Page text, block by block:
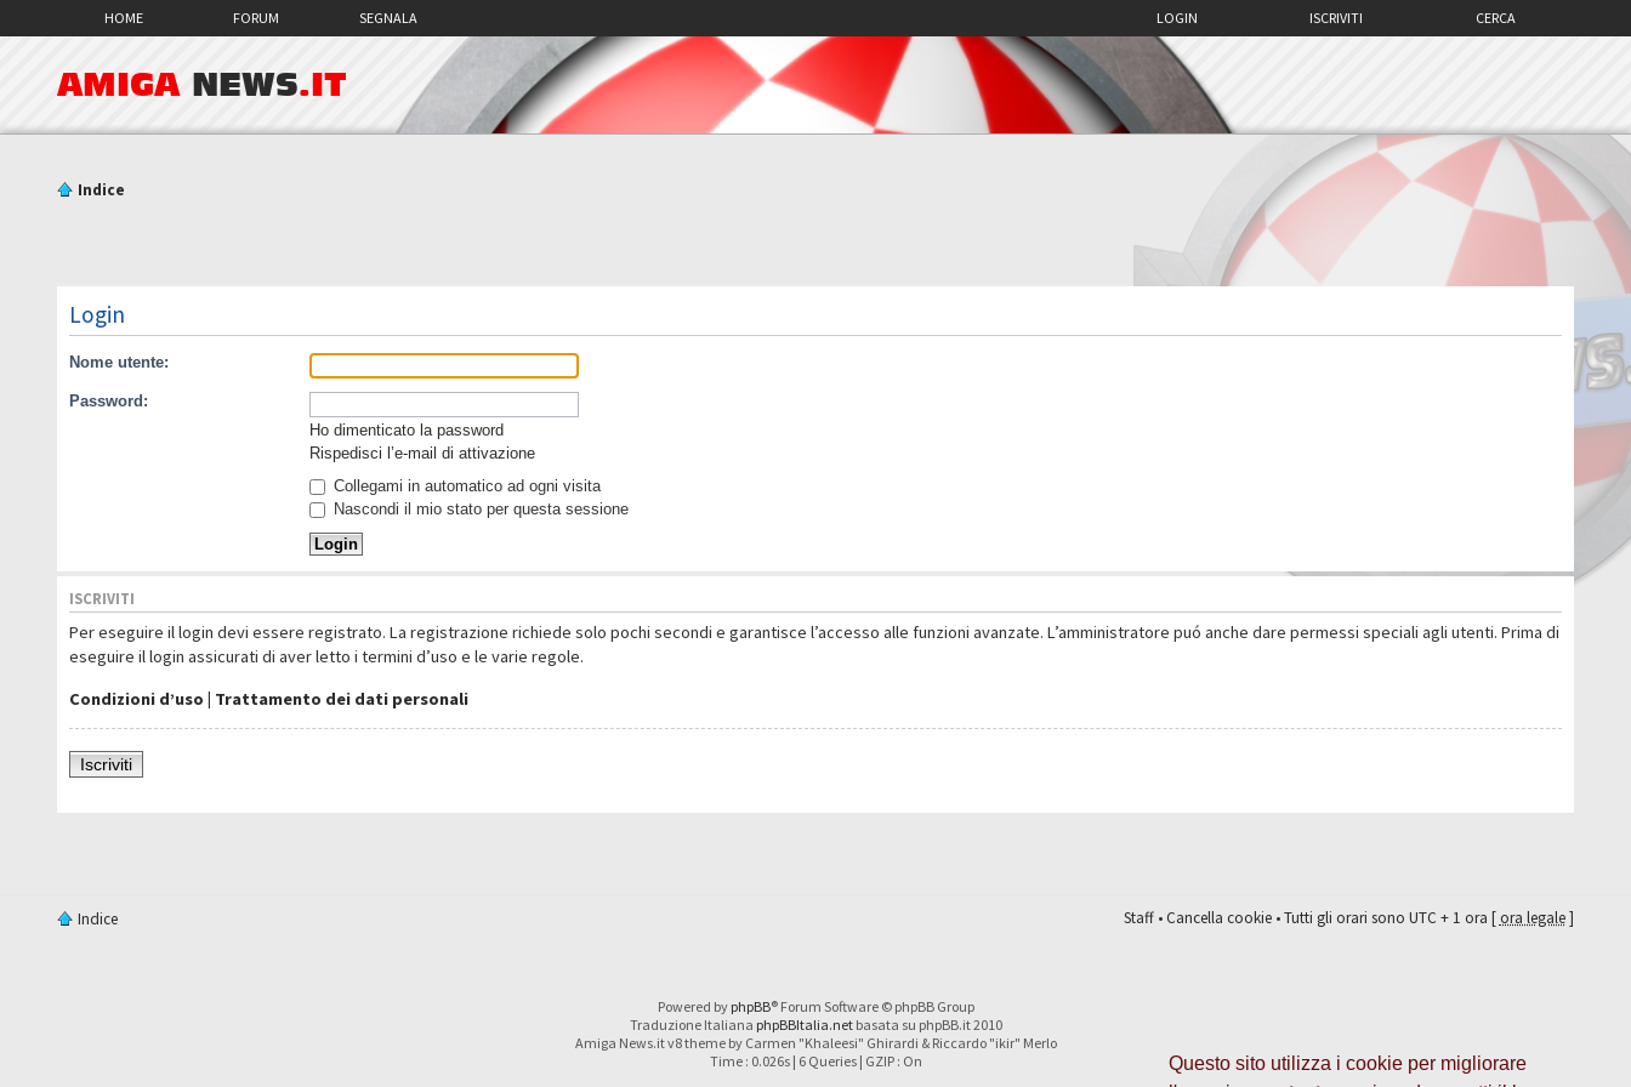
Questo sito utilizza i cookie per migliorare
HOME FORUM SEGNALA CERCA
ISCRIVITI
LOGIN
AMIGA NEWS.IT
Indice
Login
Nome utente:
Password:
Ho dimenticato la password
Rispedisci l’e-mail di attivazione
Collegami in automatico ad ogni visita
Nascondi il mio stato per questa sessione
ISCRIVITI
Per eseguire il login devi essere registrato. La registrazione richiede solo pochi secondi e garantisce l’accesso alle funzioni avanzate. L’amministratore puó anche dare permessi speciali agli utenti. Prima di
eseguire il login assicurati di aver letto i termini d’uso e le varie regole.
Condizioni d’uso | Trattamento dei dati personali
Iscriviti
Indice Staff•Cancella cookie• Tutti gli orari sono UTC + 1 ora [ora legale]
Powered by phpBB® Forum Software © phpBB Group
Traduzione Italiana phpBBItalia.netbasata su phpBB.it 2010
Amiga News.it v8 theme by Carmen "Khaleesi" Ghirardi & Riccardo "ikir" Merlo
Time : 0.026s | 6 Queries | GZIP : On